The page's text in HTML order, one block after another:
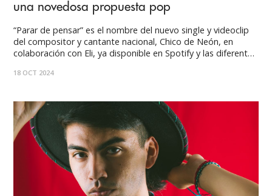
una novedosa propuesta pop
“Parar de pensar” es el nombre del nuevo single y videoclip
del compositor y cantante nacional, Chico de Neón, en
colaboración con Eli, ya disponible en Spotify y las diferentes
en Youtube. Se trata de una nueva apuesta del artista
18 OCT 2024